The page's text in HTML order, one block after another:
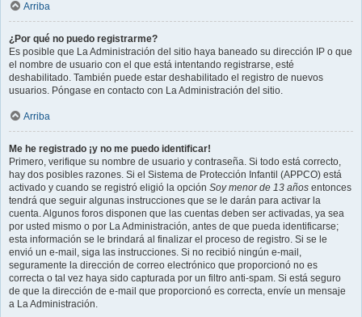
Arriba
¿Por qué no puedo registrarme?
Es posible que La Administración del sitio haya baneado su dirección IP o que
el nombre de usuario con el que está intentando registrarse, esté
deshabilitado. También puede estar deshabilitado el registro de nuevos
usuarios. Póngase en contacto con La Administración del sitio.
Arriba
Me he registrado ¡y no me puedo identificar!
Primero, verifique su nombre de usuario y contraseña. Si todo está correcto,
hay dos posibles razones. Si el Sistema de Protección Infantil (APPCO) está
activado y cuando se registró eligió la opción Soy menor de 13 años entonces
tendrá que seguir algunas instrucciones que se le darán para activar la
cuenta. Algunos foros disponen que las cuentas deben ser activadas, ya sea
por usted mismo o por La Administración, antes de que pueda identificarse;
esta información se le brindará al finalizar el proceso de registro. Si se le
envió un e-mail, siga las instrucciones. Si no recibió ningún e-mail,
seguramente la dirección de correo electrónico que proporcionó no es
correcta o tal vez haya sido capturada por un filtro anti-spam. Si está seguro
de que la dirección de e-mail que proporcionó es correcta, envíe un mensaje
a La Administración.